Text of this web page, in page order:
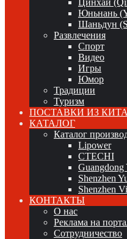
Цинхай
Юньнань
Шаньдун
Развлечения
Спорт
Видео
Игры
Юмор
Традиции
Туризм
ПОСТАВКИ ИЗ
КАТАЛОГ
Каталог
Lipower
CTECHI
Guangdong
Shenzhen
Shenzhen
КОНТАКТЫ
О нас
Реклама на
Сотрудничество